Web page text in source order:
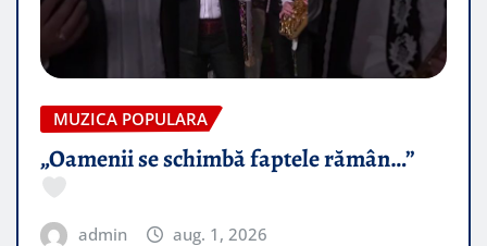
MUZICA POPULARA
„Oamenii se schimbă faptele rămân…”
admin aug. 1, 2026